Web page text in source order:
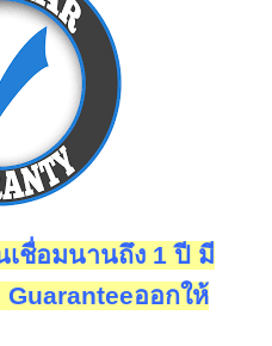
เชื่อมนานถึง 1 ปี มี
ออกให้